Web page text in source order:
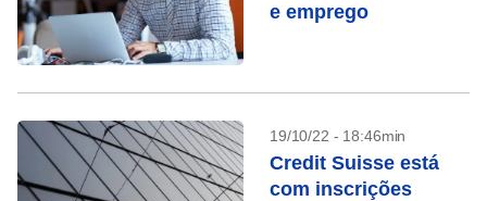
e emprego
19/10/22 - 18:46min
Credit Suisse está
com inscrições